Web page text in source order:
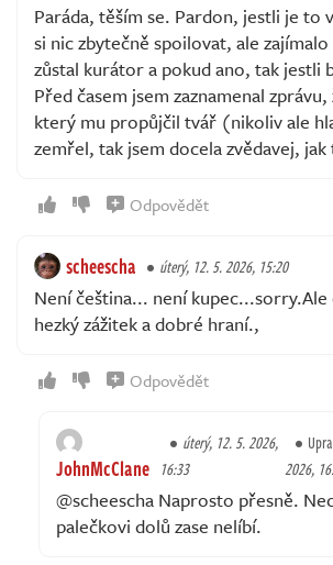
Paráda, těším se. Pardon, jestli je to
si nic zbytečně spoilovat, ale
zůstal kurátor a pokud ano, tak jestli
Před časem jsem zaznamenal
který mu propůjčil tvář (nikoliv ale
zemřel, tak jsem docela zvědavej,
Odpovědět
scheescha úterý, 12. 5. 2026, 15:20
Není čeština... není
hezký zážitek a dobré hraní.,
Odpovědět
JohnMcClane
úterý, 12. 5. 2026,
16:33
2026,
@scheescha Naprosto přesně.
palečkovi dolů zase nelíbí.